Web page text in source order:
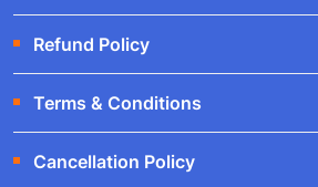
Refund Policy
Terms & Conditions
Cancellation Policy